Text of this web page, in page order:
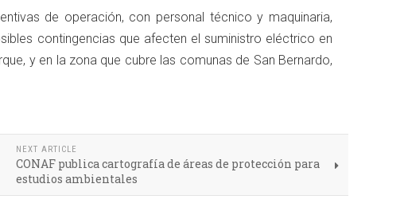
de operación, con personal técnico y maquinaria,
contingencias que afecten el suministro eléctrico en
y en la zona que cubre las comunas de San Bernardo,
NEXT ARTICLE
CONAF publica cartografía de áreas de protección para
estudios ambientales